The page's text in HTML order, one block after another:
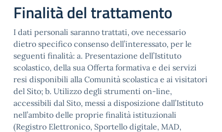
Finalità del trattamento
I dati personali saranno trattati, ove necessario
dietro specifico consenso dell’interessato, per le
seguenti finalità: a. Presentazione dell’Istituto
scolastico, della sua Offerta formativa e dei servizi
resi disponibili alla Comunità scolastica e ai visitatori
del Sito; b. Utilizzo degli strumenti on-line,
accessibili dal Sito, messi a disposizione dall’Istituto
nell’ambito delle proprie finalità istituzionali
(Registro Elettronico, Sportello digitale, MAD,